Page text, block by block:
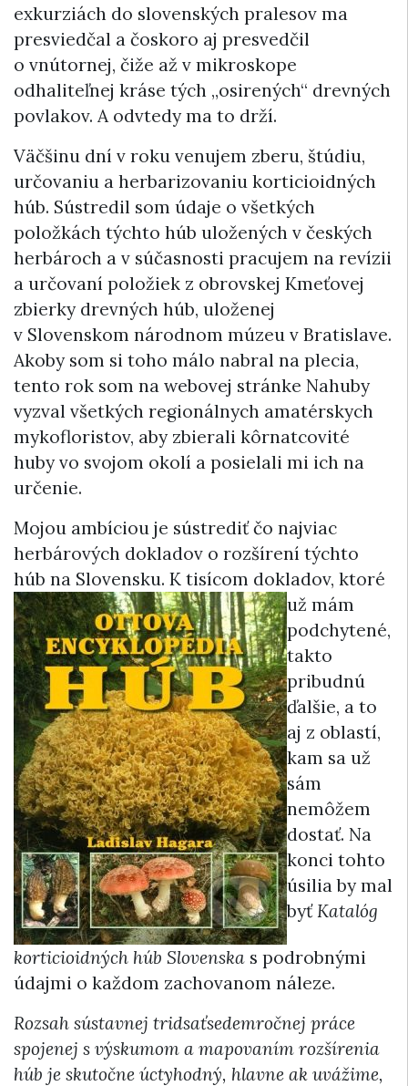
exkurziách do slovenských pralesov ma
presviedčal a čoskoro aj presvedčil
o vnútornej, čiže až v mikroskope
odhaliteľnej kráse tých „osirených“ drevných
povlakov. A odvtedy ma to drží.
Väčšinu dní v roku venujem zberu, štúdiu,
určovaniu a herbarizovaniu korticioidných
húb. Sústredil som údaje o všetkých
položkách týchto húb uložených v českých
herbároch a v súčasnosti pracujem na revízii
a určovaní položiek z obrovskej Kmeťovej
zbierky drevných húb, uloženej
v Slovenskom národnom múzeu v Bratislave.
Akoby som si toho málo nabral na plecia,
tento rok som na webovej stránke Nahuby
vyzval všetkých regionálnych amatérskych
mykofloristov, aby zbierali kôrnatcovité
huby vo svojom okolí a posielali mi ich na
určenie.
Mojou ambíciou je sústrediť čo najviac
herbárových dokladov o rozšírení týchto
húb na Slovensku. K tisícom dokladov, ktoré
už mám
podchytené,
takto
pribudnú
ďalšie, a to
aj z oblastí,
kam sa už
sám
nemôžem
dostať. Na
konci tohto
úsilia by mal
byť Katalóg
korticioidných húb Slovenska s podrobnými
údajmi o každom zachovanom náleze.
Rozsah sústavnej tridsaťsedemročnej práce
spojenej s výskumom a mapovaním rozšírenia
húb je skutočne úctyhodný, hlavne ak uvážime,